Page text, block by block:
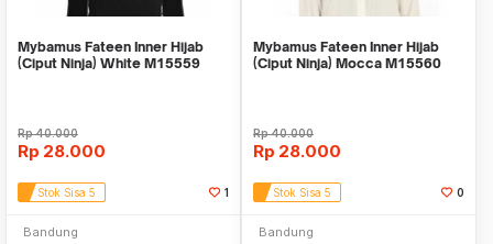
Mybamus Fateen Inner Hijab
(Ciput Ninja) White M15559
Rp40.000
Rp 28.000
Stok Sisa 5 1
Bandung
Mybamus Fateen Inner Hijab
(Ciput Ninja) Mocca M15560
Rp40.000
Rp 28.000
Stok Sisa 5 0
Bandung